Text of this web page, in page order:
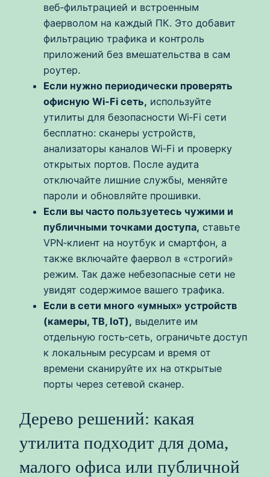
веб‑фильтрацией и встроенным
фаерволом на каждый ПК. Это добавит
фильтрацию трафика и контроль
приложений без вмешательства в сам
роутер.
Если нужно периодически проверять
офисную Wi‑Fi сеть, используйте
утилиты для безопасности Wi‑Fi сети
бесплатно: сканеры устройств,
анализаторы каналов Wi‑Fi и проверку
открытых портов. После аудита
отключайте лишние службы, меняйте
пароли и обновляйте прошивки.
Если вы часто пользуетесь чужими и
публичными точками доступа, ставьте
VPN‑клиент на ноутбук и смартфон, а
также включайте фаервол в «строгий»
режим. Так даже небезопасные сети не
увидят содержимое вашего трафика.
Если в сети много «умных» устройств
(камеры, ТВ, IoT), выделите им
отдельную гость‑сеть, ограничьте доступ
к локальным ресурсам и время от
времени сканируйте их на открытые
порты через сетевой сканер.
Дерево решений: какая
утилита подходит для дома,
малого офиса или публичной